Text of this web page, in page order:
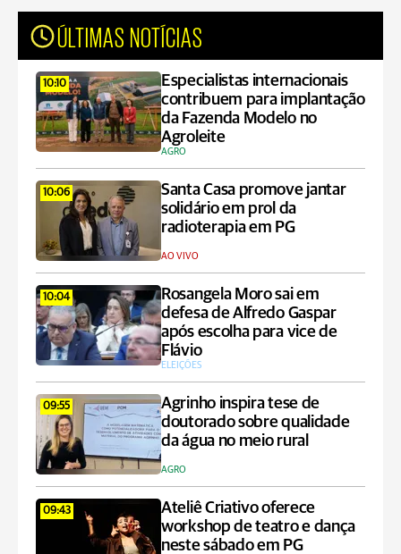
ÚLTIMAS NOTÍCIAS
10:10
Especialistas internacionais
contribuem para implantação
da Fazenda Modelo no
Agroleite
AGRO
10:06
Santa Casa promove jantar
solidário em prol da
radioterapia em PG
AO VIVO
10:04
Rosangela Moro sai em
defesa de Alfredo Gaspar
após escolha para vice de
Flávio
ELEIÇÕES
09:55
Agrinho inspira tese de
doutorado sobre qualidade
da água no meio rural
AGRO
09:43
Ateliê Criativo oferece
workshop de teatro e dança
neste sábado em PG